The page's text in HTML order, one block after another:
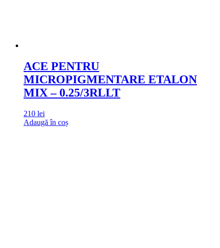
ACE PENTRU
MICROPIGMENTARE ETALON
MIX – 0.25/3RLLT
210 lei
Adaugă în coș